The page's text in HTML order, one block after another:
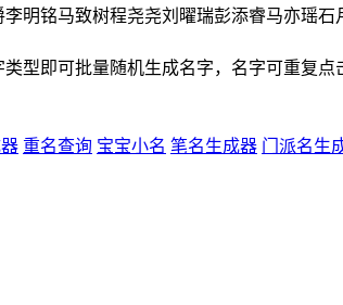
李明铭马致树程尧尧刘曜瑞彭添睿马亦瑶石
型即可批量随机生成名字，名字可重复
重名查询 宝宝小名 笔名生成器 门派名生